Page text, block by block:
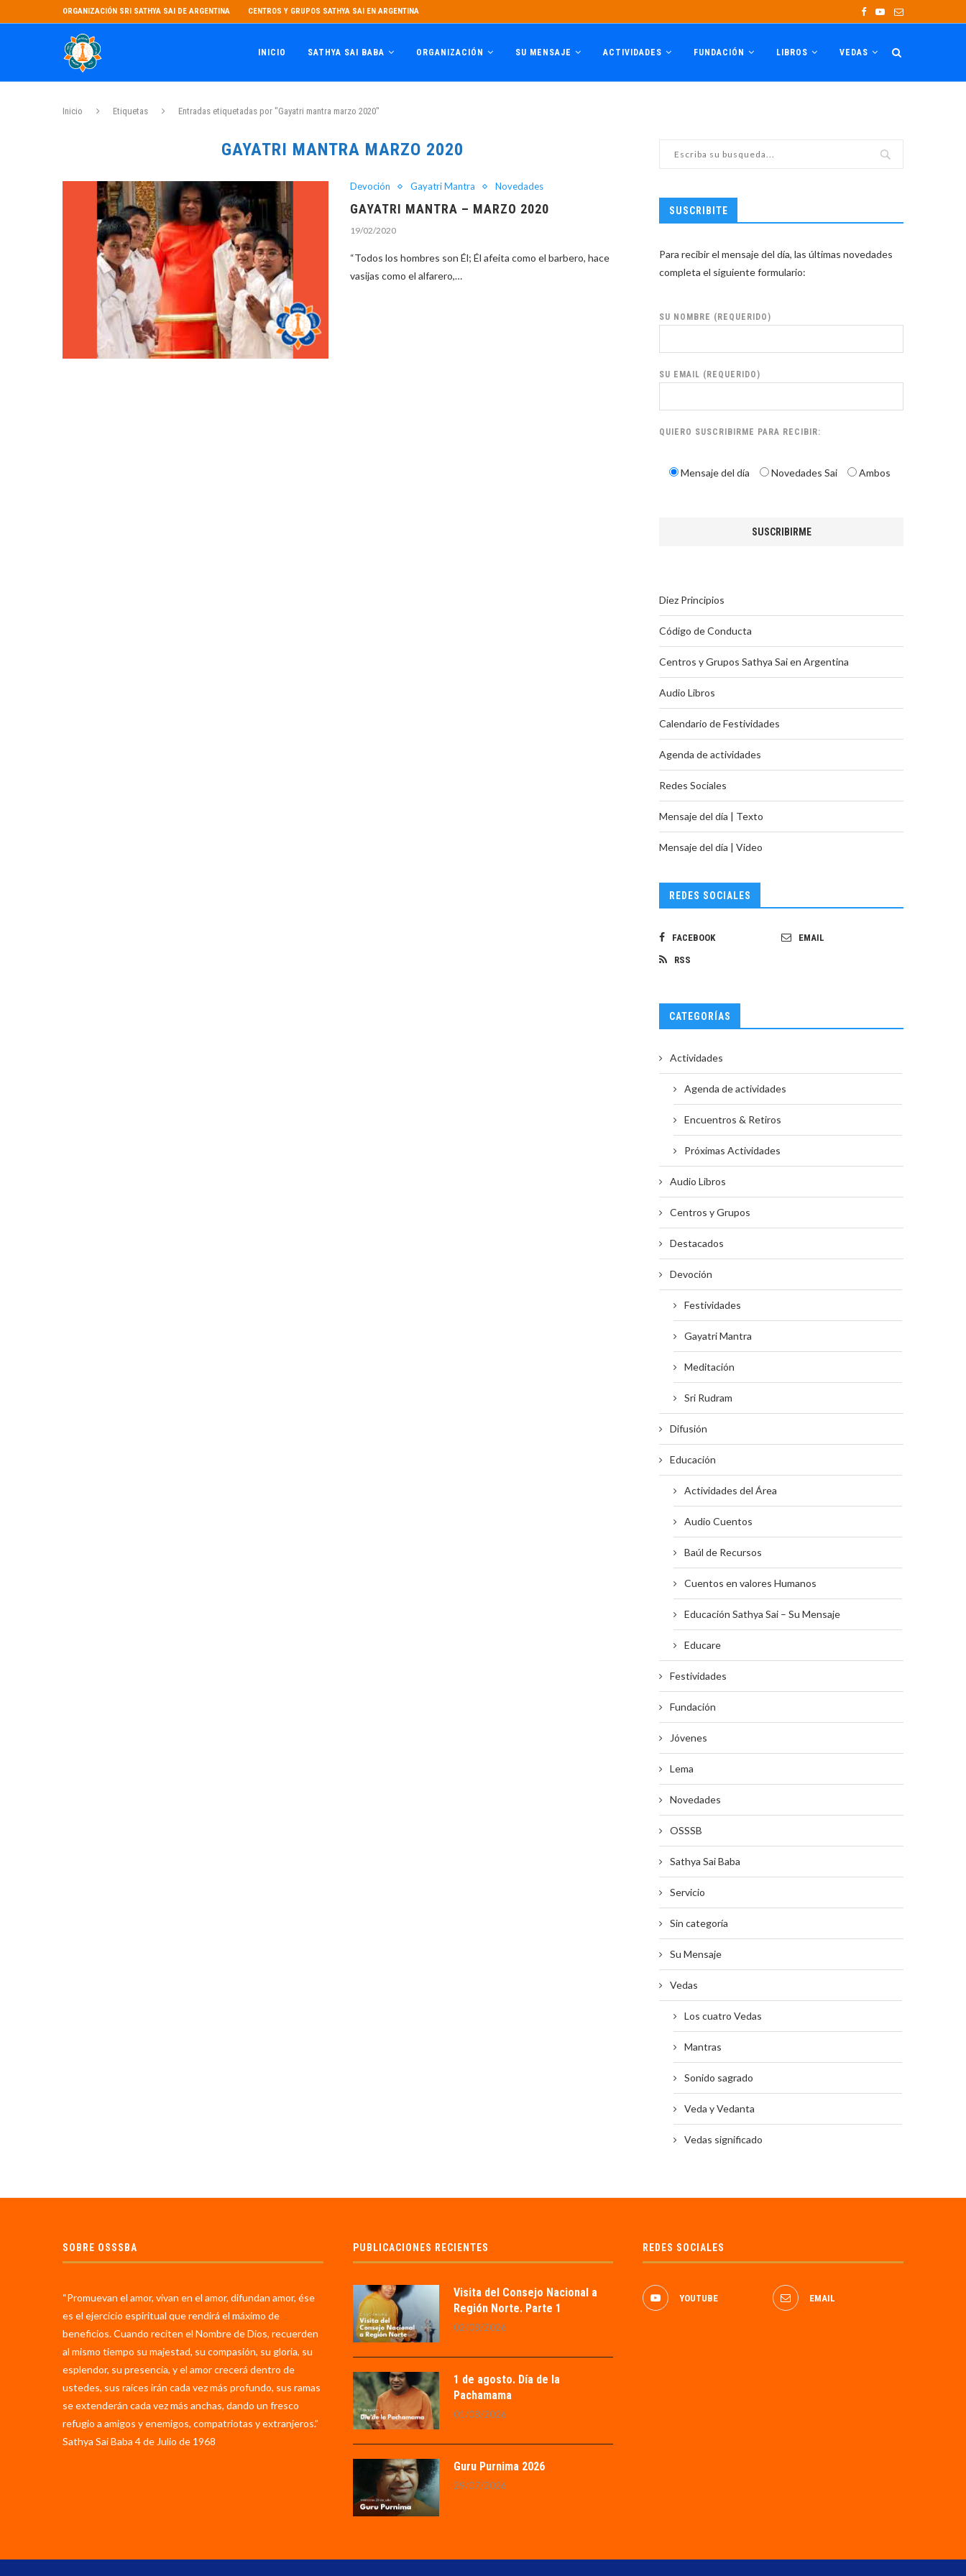
ORGANIZACIÓN SRI SATHYA SAI DE ARGENTINA CENTROS Y GRUPOS SATHYA SAI EN ARGENTINA
INICIO SATHYA SAI BABA ORGANIZACIÓN SU MENSAJE ACTIVIDADES FUNDACIÓN LIBROS VEDAS
Inicio Etiquetas Entradas etiquetadas por "Gayatri mantra marzo 2020"
GAYATRI MANTRA MARZO 2020
Devoción Gayatri Mantra Novedades
GAYATRI MANTRA – MARZO 2020
19/02/2020
“Todos los hombres son Él; Él afeita como el barbero, hace
vasijas como el alfarero,…
SUSCRIBITE
Para recibir el mensaje del día, las últimas novedades
completa el siguiente formulario:
SU NOMBRE (REQUERIDO)
SU EMAIL (REQUERIDO)
QUIERO SUSCRIBIRME PARA RECIBIR:
Mensaje del día Novedades Sai Ambos
Diez Principios
Código de Conducta
Centros y Grupos Sathya Sai en Argentina
Audio Libros
Calendario de Festividades
Agenda de actividades
Redes Sociales
Mensaje del día | Texto
Mensaje del día | Video
REDES SOCIALES
FACEBOOK EMAIL
RSS
CATEGORÍAS
Actividades
Agenda de actividades
Encuentros & Retiros
Próximas Actividades
Audio Libros
Centros y Grupos
Destacados
Devoción
Festividades
Gayatri Mantra
Meditación
Sri Rudram
Difusión
Educación
Actividades del Área
Audio Cuentos
Baúl de Recursos
Cuentos en valores Humanos
Educación Sathya Sai – Su Mensaje
Educare
Festividades
Fundación
Jóvenes
Lema
Novedades
OSSSB
Sathya Sai Baba
Servicio
Sin categoría
Su Mensaje
Vedas
Los cuatro Vedas
Mantras
Sonido sagrado
Veda y Vedanta
Vedas significado
SOBRE OSSSBA
“Promuevan el amor, vivan en el amor, difundan amor, ése
es el ejercicio espiritual que rendirá el máximo de
beneficios. Cuando reciten el Nombre de Dios, recuerden
al mismo tiempo su majestad, su compasión, su gloria, su
esplendor, su presencia, y el amor crecerá dentro de
ustedes, sus raíces irán cada vez más profundo, sus ramas
se extenderán cada vez más anchas, dando un fresco
refugio a amigos y enemigos, compatriotas y extranjeros.”
Sathya Sai Baba 4 de Julio de 1968
PUBLICACIONES RECIENTES
Visita del Consejo Nacional a
Región Norte. Parte 1
02/08/2026
1 de agosto. Día de la
Pachamama
01/08/2026
Guru Purnima 2026
29/07/2026
REDES SOCIALES
YOUTUBE EMAIL